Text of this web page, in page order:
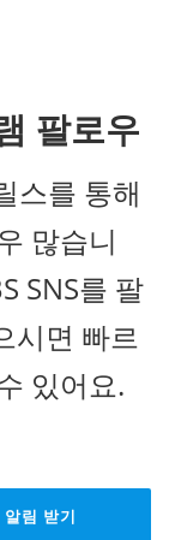
팔로우
스를 통해
많습니
SNS를 팔
시면 빠르
있어요.
림 받기